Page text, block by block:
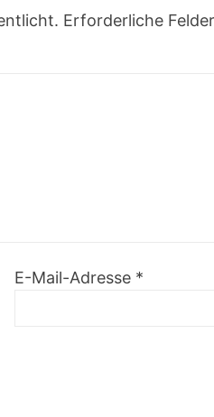
Erforderliche
E-Mail-Adresse *